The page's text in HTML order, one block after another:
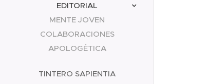
EDITORIAL
MENTE JOVEN
COLABORACIONES
APOLOGÉTICA
TINTERO SAPIENTIA